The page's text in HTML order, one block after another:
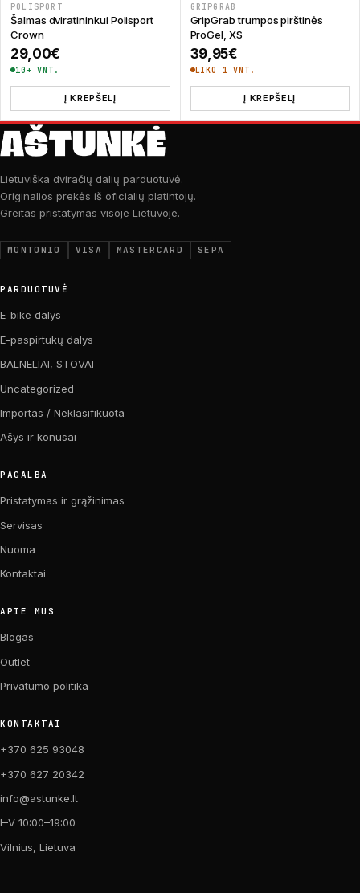
POLISPORT
Šalmas dviratininkui Polisport
Crown
29,00€
10+ VNT.
Į KREPŠELĮ
GRIPGRAB
GripGrab trumpos pirštinės
ProGel, XS
39,95€
LIKO 1 VNT.
Į KREPŠELĮ
Lietuviška dviračių dalių parduotuvė.
Originalios prekės iš oficialių platintojų.
Greitas pristatymas visoje Lietuvoje.
MONTONIO VISA MASTERCARD SEPA
PARDUOTUVĖ
E-bike dalys
E-paspirtukų dalys
BALNELIAI, STOVAI
Uncategorized
Importas / Neklasifikuota
Ašys ir konusai
PAGALBA
Pristatymas ir grąžinimas
Servisas
Nuoma
Kontaktai
APIE MUS
Blogas
Outlet
Privatumo politika
KONTAKTAI
+370 625 93048
+370 627 20342
info@astunke.lt
I–V 10:00–19:00
Vilnius, Lietuva